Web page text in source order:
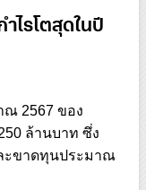
ไรโตสุดในปี
2567 ของ
ล้านบาท ซึ่ง
ะขาดทุนประมาณ